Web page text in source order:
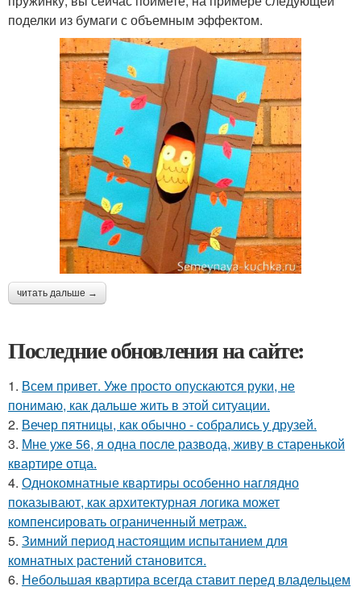
поделки из бумаги с объемным эффектом.
читать дальше →
Последние обновления на сайте:
1. Всем привет. Уже просто опускаются руки, не
понимаю, как дальше жить в этой ситуации.
2. Вечер пятницы, как обычно - собрались у друзей.
3. Мне уже 56, я одна после развода, живу в старенькой
квартире отца.
4. Однокомнатные квартиры особенно наглядно
показывают, как архитектурная логика может
компенсировать ограниченный метраж.
5. Зимний период настоящим испытанием для
комнатных растений становится.
6. Небольшая квартира всегда ставит перед владельцем